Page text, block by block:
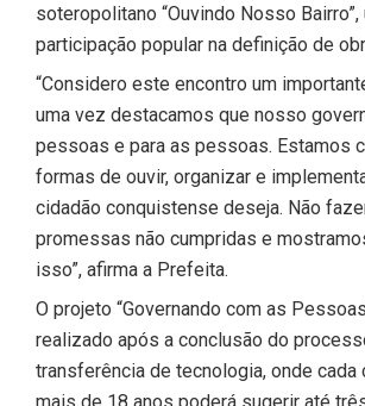
soteropolitano “Ouvindo Nosso Bairro”,
participação popular na definição de
“Considero este encontro um
uma vez destacamos que nosso
pessoas e para as pessoas. Estamos
formas de ouvir, organizar e
cidadão conquistense deseja. Não
promessas não cumpridas e
isso”, afirma a Prefeita.
O projeto “Governando com as
realizado após a conclusão do
transferência de tecnologia, onde cada